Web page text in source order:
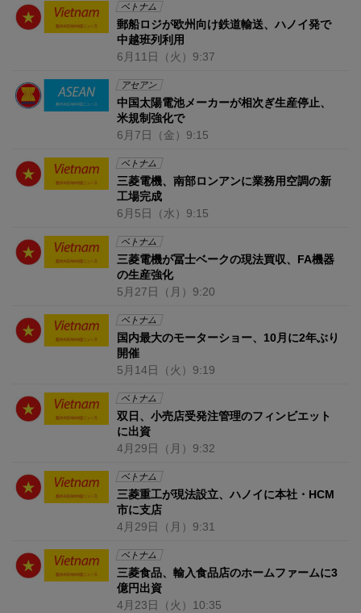
ベトナム
郵船ロジが欧州向け鉄道輸送、ハノイ発で
中越班列利用
6月11日 （火） 9:37
アセアン
中国太陽電池メーカーが相次ぎ生産停止、
米規制強化で
6月7日 （金） 9:15
ベトナム
三菱電機、南部ロンアンに業務用空調の新
工場完成
6月5日 （水） 9:15
ベトナム
三菱電機が冨士ベークの現法買収、FA機器
の生産強化
5月27日 （月） 9:20
ベトナム
国内最大のモーターショー、10月に2年ぶり
開催
5月14日 （火） 9:19
ベトナム
双日、小売店受発注管理のフィンビエット
に出資
4月29日 （月） 9:32
ベトナム
三菱重工が現法設立、ハノイに本社・HCM
市に支店
4月29日 （月） 9:31
ベトナム
三菱食品、輸入食品店のホームファームに3
億円出資
4月23日 （火） 10:35